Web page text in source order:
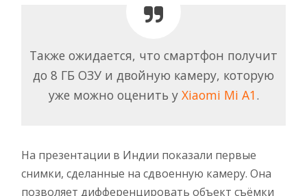
Также ожидается, что смартфон получит
до 8 ГБ ОЗУ и двойную камеру, которую
уже можно оценить у Xiaomi Mi A1.
На презентации в Индии показали первые
снимки, сделанные на сдвоенную камеру. Она
позволяет дифференцировать объект съёмки